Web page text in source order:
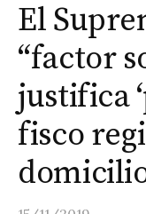
El
“factor
justifica
fisco